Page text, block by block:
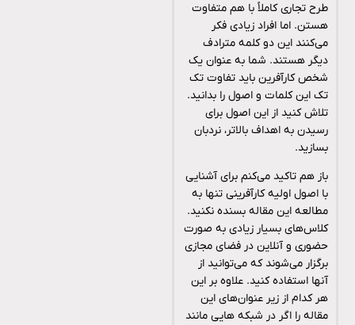
طرح تجاری کاملاً با هم متفاوت
هستن. اما افراد زیادی فکر
می‌کنند این دو کلمه مترادف
دیگر هستند. شما به عنوان یک
شخص کارآفرین باید تفاوت تک
تک این کلمات و اصول‌ را بدانید.
تلاش کنید از این اصول برای
رسیدن به اهداف بالاتر، نردبان
بسازید.
باز هم تاکید می‌کنم برای آشنایی
با اصول اولیه کارآفرینی تنها به
مطالعه این مقاله بسنده نکنید.
کلاس‌های بسیار زیادی به صورت
حضوری و آنلاین در فضای مجازی
برگزار می‌شوند که می‌توانید از
آنها استفاده کنید. علاوه بر این
هر کدام از زیر عنوان‌های این
مقاله را اگر در شبکه هایی مانند